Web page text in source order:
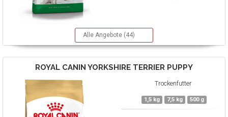
Alle Angebote (44)
ROYAL CANIN YORKSHIRE TERRIER PUPPY
Trockenfutter
1,5 kg 7,5 kg 500 g